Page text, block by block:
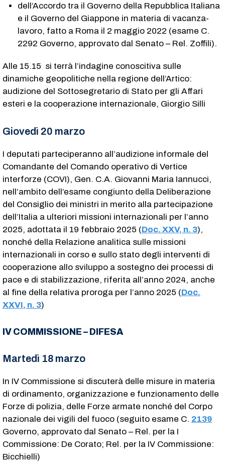
dell’Accordo tra il Governo della Repubblica Italiana
e il Governo del Giappone in materia di vacanza-
lavoro, fatto a Roma il 2 maggio 2022 (esame C.
2292​ Governo, approvato dal Senato – Rel. Zoffili).
Alle 15.15 si terrà l’indagine conoscitiva sulle
dinamiche geopolitiche nella regione dell’Artico:
audizione del Sottosegretario di Stato per gli Affari
esteri e la cooperazione internazionale, Giorgio Silli
Giovedì 20 marzo
I deputati parteciperanno all’audizione informale del
Comandante del Comando operativo di Vertice
interforze (COVI), Gen. C.A. Giovanni Maria Iannucci,
nell’ambito dell’esame congiunto della Deliberazione
del Consiglio dei ministri in merito alla partecipazione
dell’Italia a ulteriori missioni internazionali per l’anno
2025, adottata il 19 febbraio 2025 (Doc. XXV, n. 3),
nonché della Relazione analitica sulle missioni
internazionali in corso e sullo stato degli interventi di
cooperazione allo sviluppo a sostegno dei processi di
pace e di stabilizzazione, riferita all’anno 2024, anche
al fine della relativa proroga per l’anno 2025 (Doc.
XXVI, n. 3)
IV COMMISSIONE – DIFESA
Martedì 18 marzo
In IV Commissione si discuterà delle misure in materia
di ordinamento, organizzazione e funzionamento delle
Forze di polizia, delle Forze armate nonché del Corpo
nazionale dei vigili del fuoco (seguito esame C. 2139
Governo, approvato dal Senato – Rel. per la I
Commissione: De Corato; Rel. per la IV Commissione:
Bicchielli)